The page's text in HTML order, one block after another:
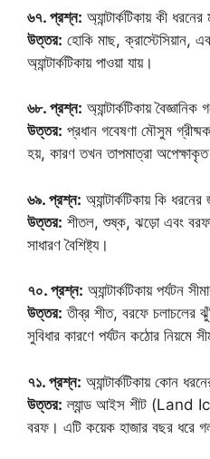
৬৭. প্রশ্ন: অ্যান্টার্কটিকায় কী
উত্তর: হোকি মাছ, ক্রাস্টেসিয়ান,
অ্যান্টার্কটিকায় পাওয়া যায়।
৬৮. প্রশ্ন: অ্যান্টার্কটিকায়
উত্তর: প্রধান গবেষণা মৌসুম
হয়, কারণ তখন তাপমাত্রা অপেক্ষাকৃত
৬৯. প্রশ্ন: অ্যান্টার্কটিকায় কি
উত্তর: শীতল, শুষ্ক, ঝড়ো এবং
সাধারণ বৈশিষ্ট্য।
৭০. প্রশ্ন: অ্যান্টার্কটিকায় পর্যটন
উত্তর: তীব্র শীত, বরফে চলাচলের
সুবিধার কারণে পর্যটন কঠোর নিয়মে
৭১. প্রশ্ন: অ্যান্টার্কটিকায় কোন
উত্তর: ল্যান্ড আইস শীট (Land
বরফ। এটি কয়েক হাজার বছর ধরে